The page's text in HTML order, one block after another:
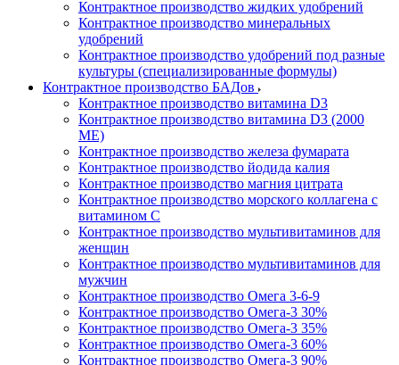
Контрактное производство жидких удобрений
Контрактное производство минеральных
удобрений
Контрактное производство удобрений под разные
культуры (специализированные формулы)
Контрактное производство БАДов
Контрактное производство витамина D3
Контрактное производство витамина D3 (2000
МЕ)
Контрактное производство железа фумарата
Контрактное производство йодида калия
Контрактное производство магния цитрата
Контрактное производство морского коллагена с
витамином С
Контрактное производство мультивитаминов для
женщин
Контрактное производство мультивитаминов для
мужчин
Контрактное производство Омега 3-6-9
Контрактное производство Омега-3 30%
Контрактное производство Омега-3 35%
Контрактное производство Омега-3 60%
Контрактное производство Омега-3 90%